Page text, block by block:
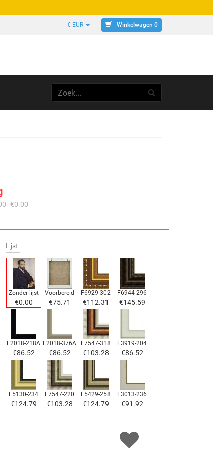
€ EUR Winkelwagen 0
€0.00
Lijst:
Zonder lijst
€0.00
Voorbereid
€75.71
F6929-302
€112.31
F6944-296
€145.59
F2018-218A
€86.52
F2018-376A
€86.52
F7547-318
€103.28
F3919-204
€86.52
F5130-234
€124.79
F7547-220
€103.28
F5429-258
€124.79
F3013-236
€91.92
F7034-298